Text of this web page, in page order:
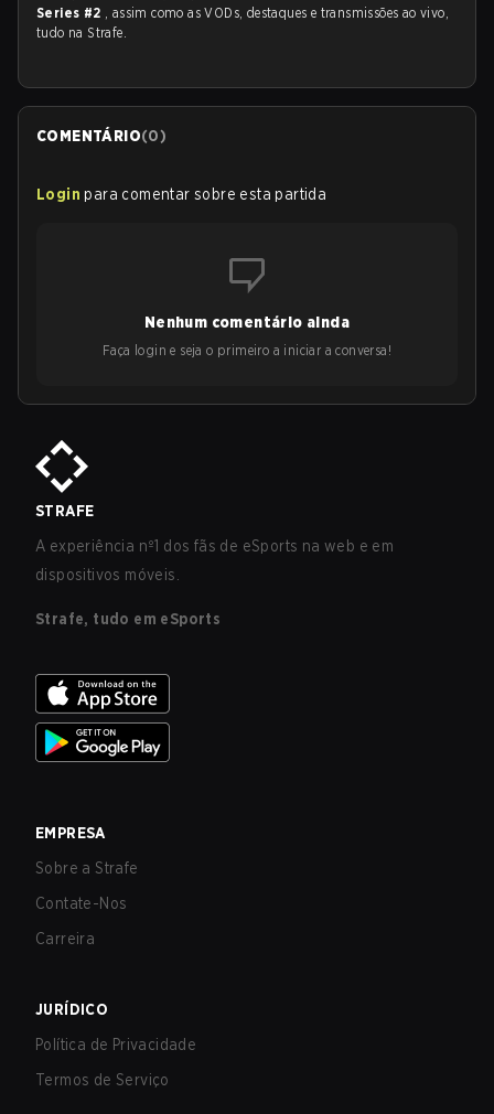
Series #2 , assim como as VODs, destaques e transmissões ao vivo,
tudo na Strafe.
COMENTÁRIO(0)
Login para comentar sobre esta partida
Nenhum comentário ainda
Faça login e seja o primeiro a iniciar a conversa!
STRAFE
A experiência nº1 dos fãs de eSports na web e em
dispositivos móveis.
Strafe, tudo em eSports
EMPRESA
Sobre a Strafe
Contate-Nos
Carreira
JURÍDICO
Política de Privacidade
Termos de Serviço